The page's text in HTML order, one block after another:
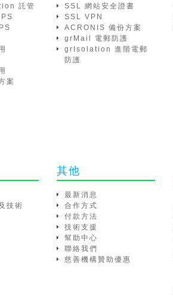
託管
案
SSL 網站安全證書
SSL VPN
ACRONIS 備份方案
grMail 電郵防護
grIsolation 進階電郵
防護
技術
其他
最新消息
合作方式
付款方法
技術支援
幫助中心
聯絡我們
慈善機構贊助優惠